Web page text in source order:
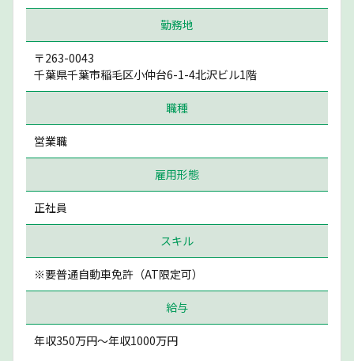
勤務地
〒263-0043
千葉県千葉市稲毛区小仲台6-1-4北沢ビル1階
職種
営業職
雇用形態
正社員
スキル
※要普通自動車免許（AT限定可）
給与
年収350万円〜年収1000万円